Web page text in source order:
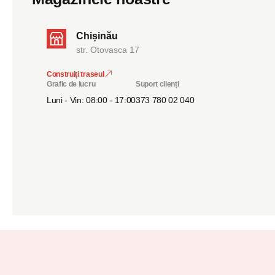
Chișinău
str. Otovasca 17
Construiți traseul
Grafic de lucru
Luni - Vin: 08:00 - 17:00
Suport clienți
373 780 02 040